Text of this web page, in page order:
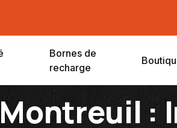
Bornes de
recharge
: